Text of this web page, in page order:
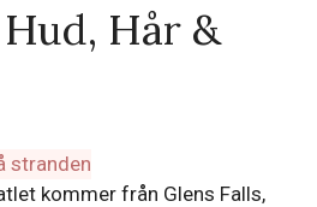
Hår &
kommer från Glens Falls,